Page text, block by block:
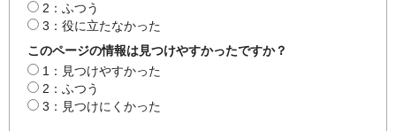
2：ふつう
3：役に立たなかった
このページの情報は見つけやすかったですか？
1：見つけやすかった
2：ふつう
3：見つけにくかった